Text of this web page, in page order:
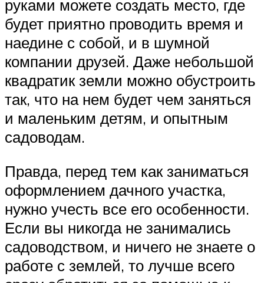
руками можете создать место, где
будет приятно проводить время и
наедине с собой, и в шумной
компании друзей. Даже небольшой
квадратик земли можно обустроить
так, что на нем будет чем заняться
и маленьким детям, и опытным
садоводам.
Правда, перед тем как заниматься
оформлением дачного участка,
нужно учесть все его особенности.
Если вы никогда не занимались
садоводством, и ничего не знаете о
работе с землей, то лучше всего